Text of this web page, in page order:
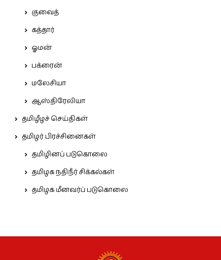
குவைத்
கத்தார்
ஓமன்
பக்ரைன்
மலேசியா
ஆஸ்திரேலியா
தமிழீழச் செய்திகள்
தமிழர் பிரச்சினைகள்
தமிழினப் படுகொலை
தமிழக நதிநீர் சிக்கல்கள்
தமிழக மீனவர்ப் படுகொலை